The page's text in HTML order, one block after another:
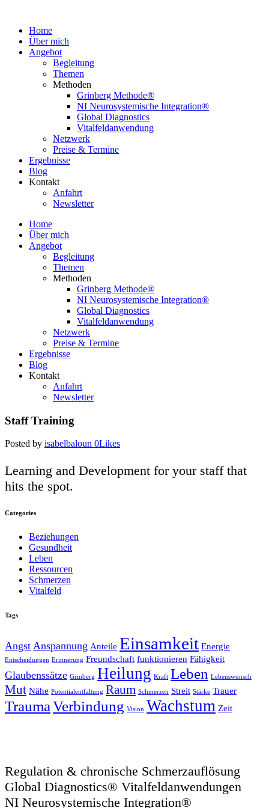
Home
Über mich
Angebot
Begleitung
Themen
Methoden
Grinberg Methode®
NI Neurosystemische Integration®
Global Diagnostics
Vitalfeldanwendung
Netzwerk
Preise & Termine
Ergebnisse
Blog
Kontakt
Anfahrt
Newsletter
Home
Über mich
Angebot
Begleitung
Themen
Methoden
Grinberg Methode®
NI Neurosystemische Integration®
Global Diagnostics
Vitalfeldanwendung
Netzwerk
Preise & Termine
Ergebnisse
Blog
Kontakt
Anfahrt
Newsletter
Staff Training
Posted by isabelbaloun 0Likes
Learning and Development for your staff that
hits the spot.
Categories
Beziehungen
Gesundheit
Leben
Ressourcen
Schmerzen
Vitalfeld
Tags
Angst Anspannung Anteile Einsamkeit Energie
Entscheidungen Erinnerung Freundschaft funktionieren Fähigkeit
Glaubenssätze Grinberg Heilung Kraft Leben Lebenswunsch
Mut Nähe Potentialentfaltung Raum Schmerzen Streit Stärke Trauer
TraumaVerbindung Vision Wachstum Zeit
Regulation & chronische Schmerzauflösung
Global Diagnostics® Vitalfeldanwendungen
NI Neurosystemische Integration®